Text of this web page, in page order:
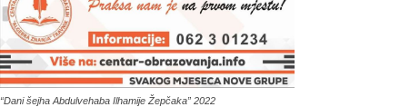
“Dani šejha Abdulvehaba Ilhamije Žepčaka” 2022